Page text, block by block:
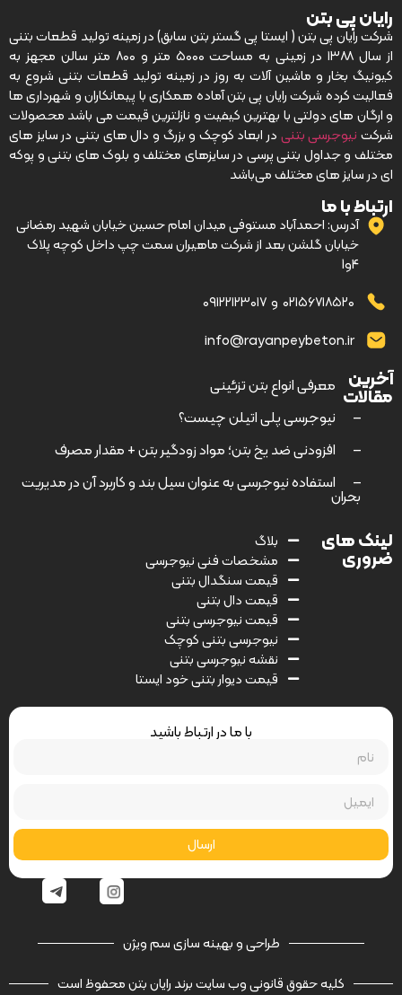
رایان پی بتن
شرکت رایان پی بتن ( ایستا پی گستر بتن سابق) در زمینه تولید قطعات بتنی
از سال ۱۳۸۸ در زمینی به مساحت ۵۰۰۰ متر و ۸۰۰ متر سالن مجهز به
کیونیگ بخار و ماشین آلات به روز در زمینه تولید قطعات بتنی شروع به
فعالیت کرده شرکت رایان پی بتن آماده همکاری با پیمانکاران و شهرداری ها
و ارگان های دولتی با بهترین کیفیت و نازلترین قیمت می باشد محصولات
شرکتنیوجرسی بتنیدر ابعاد کوچک و بزرگ و دال های بتنی در سایز های
مختلف و جداول بتنی پرسی در سایزهای مختلف و بلوک های بتنی و پوکه
ای در سایز های مختلف می‌باشد
ارتباط با ما
آدرس: احمدآباد مستوفی میدان امام حسین خیابان شهید رمضانی
خیابان گلشن بعد از شرکت ماهیران سمت چپ داخل کوچه پلاک
4و1
۰۲۱۵۶۷۱۸۵۲۰ و ۰۹۱۲۲۱۲۳۰۱۷
info@rayanpeybeton.ir
آخرین
مقالات
–
معرفی انواع بتن تزئینی
–
نیوجرسی پلی اتیلن چیست؟
–
افزودنی ضد یخ بتن؛ مواد زودگیر بتن + مقدار مصرف
–
استفاده نیوجرسی به عنوان سیل بند و کاربرد آن در مدیریت
بحران
لینک های
ضروری
بلاگ
مشخصات فنی نیوجرسی
قیمت سنگدال بتنی
قیمت دال بتنی
قیمت نیوجرسی بتنی
نیوجرسی بتنی کوچک
نقشه نیوجرسی بتنی
قیمت دیوار بتنی خود ایستا
با ما در ارتباط باشید
ارسال
طراحی و بهینه سازی سم ویژن
کلیه حقوق قانونی وب سایت برند رایان بتن محفوظ است